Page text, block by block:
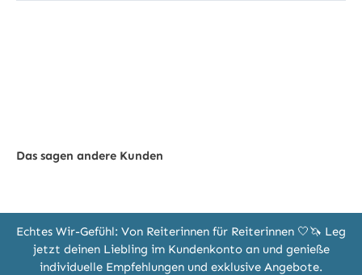
Das sagen andere Kunden
Echtes Wir-Gefühl: Von Reiterinnen für Reiterinnen 🤍🦄 Leg
jetzt deinen Liebling im Kundenkonto an und genieße
individuelle Empfehlungen und exklusive Angebote.